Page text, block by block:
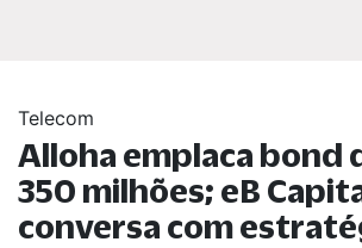
Telecom
Alloha emplaca bond
350 milhões; eB
conversa com